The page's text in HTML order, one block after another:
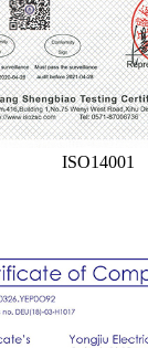
ISO14001